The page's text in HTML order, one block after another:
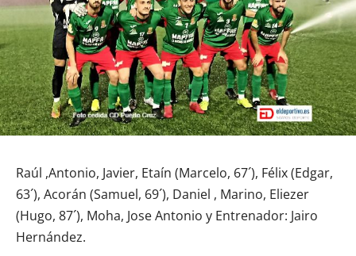
Raúl ,Antonio, Javier, Etaín (Marcelo, 67´), Félix (Edgar,
63´), Acorán (Samuel, 69´), Daniel , Marino, Eliezer
(Hugo, 87´), Moha, Jose Antonio y Entrenador: Jairo
Hernández.